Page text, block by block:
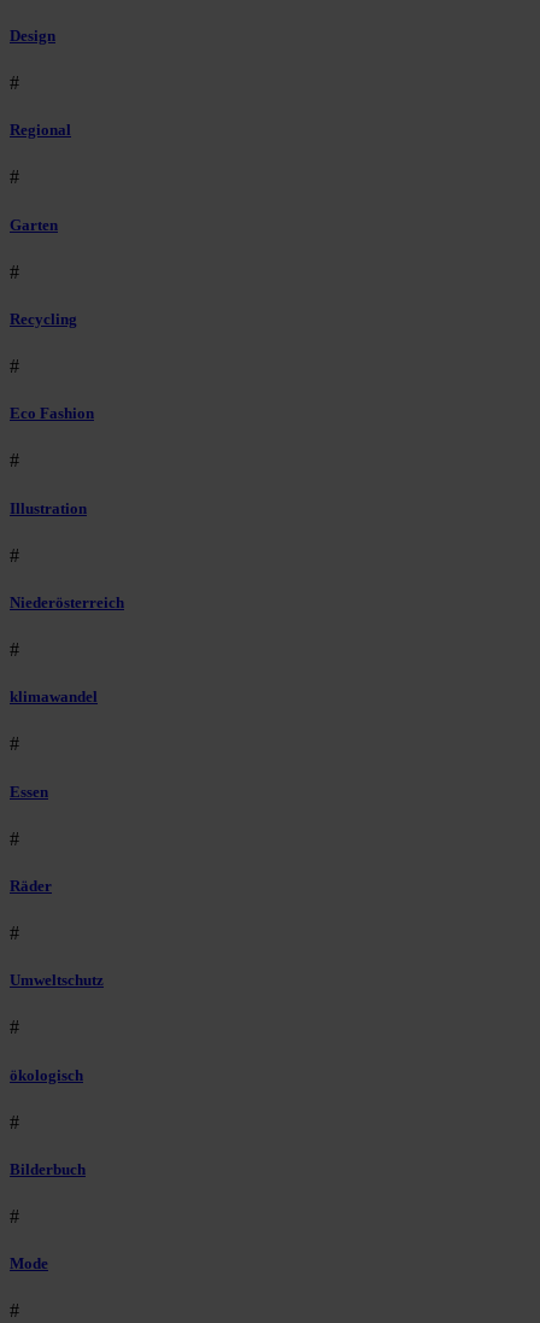
Design
#
Regional
#
Garten
#
Recycling
#
Eco Fashion
#
Illustration
#
Niederösterreich
#
klimawandel
#
Essen
#
Räder
#
Umweltschutz
#
ökologisch
#
Bilderbuch
#
Mode
#